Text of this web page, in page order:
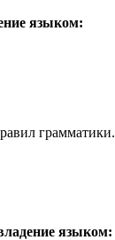
языком:
грамматики.
языком: